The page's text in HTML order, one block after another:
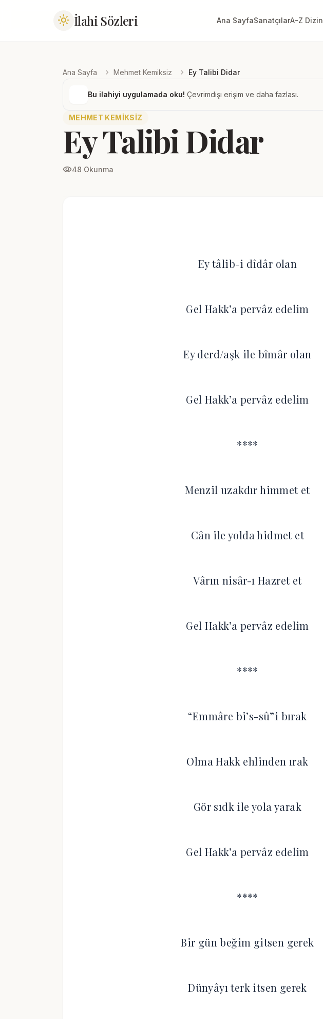
light_mode İlahi Sözleri Ana SayfaSanatçılarA-Z Dizin
Ana Sayfa chevron_right Mehmet Kemiksiz chevron_right Ey Talibi Didar
Bu ilahiyi uygulamada oku! Çevrimdışı erişim ve daha fazlası.
MEHMET KEMIKSIZ
Ey Talibi Didar
visibility48 Okunma
Ey tâlib-i dîdâr olan
Gel Hakk’a pervâz edelim
Ey derd/aşk ile bîmâr olan
Gel Hakk’a pervâz edelim
****
Menzil uzakdır himmet et
Cân ile yolda hidmet et
Vârın nisâr-ı Hazret et
Gel Hakk’a pervâz edelim
****
“Emmâre bi’s-sû”i bırak
Olma Hakk ehlinden ırak
Gör sıdk ile yola yarak
Gel Hakk’a pervâz edelim
****
Bir gün beğim gitsen gerek
Dünyâyı terk itsen gerek